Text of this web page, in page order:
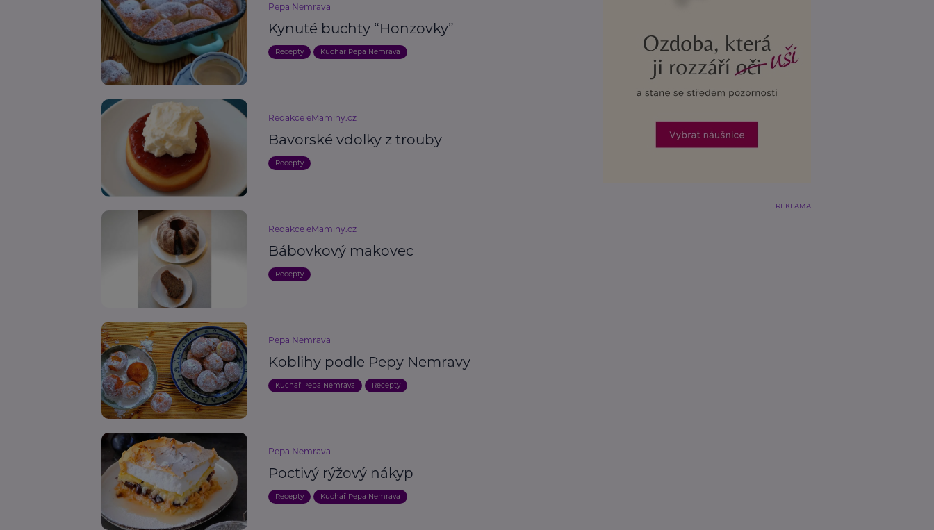
Pepa Nemrava
Kynuté buchty “Honzovky”
Recepty Kuchař Pepa Nemrava
Redakce eMaminy.cz
Bavorské vdolky z trouby
Recepty
Redakce eMaminy.cz
Bábovkový makovec
Recepty
Pepa Nemrava
Koblihy podle Pepy Nemravy
Kuchař Pepa Nemrava Recepty
Pepa Nemrava
Poctivý rýžový nákyp
Recepty Kuchař Pepa Nemrava
REKLAMA